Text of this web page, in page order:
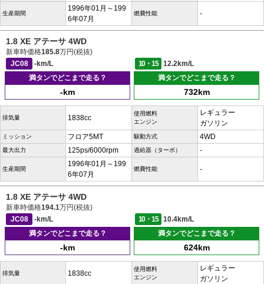
生産期間
1996年01月～199
6年07月
燃費性能 -
1.8 XE アテーサ 4WD
新車時価格185.8万円(税抜)
JC08
-km/L 10・15
12.2km/L
満タンでどこまで走る？
-km
満タンでどこまで走る？
732km
排気量 1838cc
使用燃料
エンジン
レギュラー
ガソリン
ミッション フロア5MT 駆動方式 4WD
最大出力 125ps/6000rpm 過給器（ターボ） -
生産期間
1996年01月～199
6年07月
燃費性能 -
1.8 XE アテーサ 4WD
新車時価格194.1万円(税抜)
JC08
-km/L 10・15
10.4km/L
満タンでどこまで走る？
-km
満タンでどこまで走る？
624km
排気量 1838cc
使用燃料
エンジン
レギュラー
ガソリン